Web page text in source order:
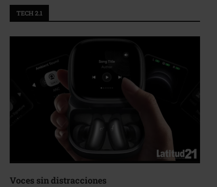
TECH 2.1
Voces sin distracciones